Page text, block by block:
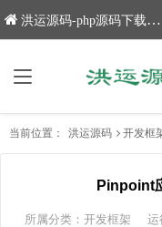
洪运源码-php源码下载,网站源码,网站源码下载
当前位置： 洪运源码 开发框
Pinpoint
所属分类： 开发框架 运